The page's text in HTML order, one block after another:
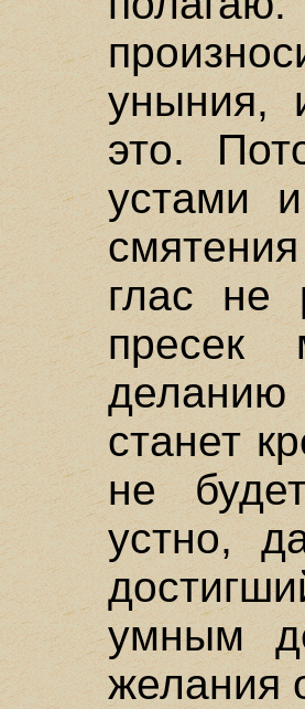
уныния,
это.
устами
глас не
пресек
станет
не
устно,
умным
желания